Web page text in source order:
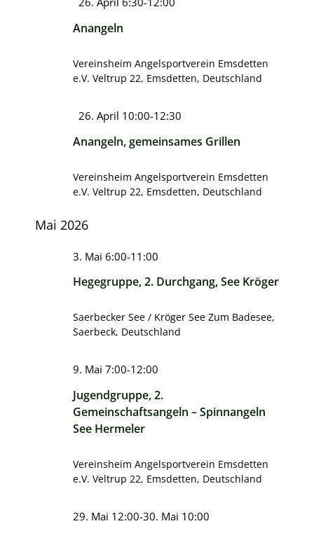
Anangeln
Vereinsheim Angelsportverein Emsdetten
e.V. Veltrup 22, Emsdetten, Deutschland
Anangeln, gemeinsames Grillen
Hervorgehoben
26. April 10:00-12:30
Vereinsheim Angelsportverein Emsdetten
e.V. Veltrup 22, Emsdetten, Deutschland
Mai 2026
Hegegruppe, 2. Durchgang, See Kröger
3. Mai 6:00-11:00
Saerbecker See / Kröger See Zum Badesee,
Saerbeck, Deutschland
Jugendgruppe, 2.
Gemeinschaftsangeln – Spinnangeln
See Hermeler
9. Mai 7:00-12:00
Vereinsheim Angelsportverein Emsdetten
e.V. Veltrup 22, Emsdetten, Deutschland
29. Mai 12:00-30. Mai 10:00